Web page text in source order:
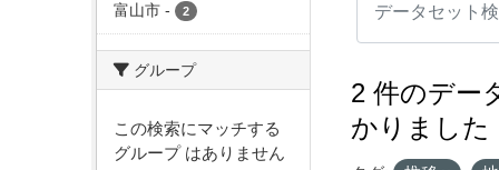
富山市 - 2
グループ
この検索にマッチする
グループ はありません
2 件のデー
かりました